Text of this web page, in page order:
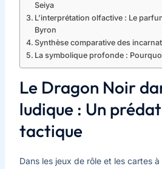
Seiya
L’interprétation olfactive : Le
Byron
Synthèse comparative des
La symbolique profonde :
Le Dragon Noir
ludique : Un
tactique
Dans les jeux de rôle et les cartes